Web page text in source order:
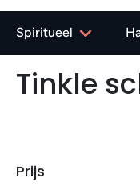
Spiritueel
Tinkle
Prijs